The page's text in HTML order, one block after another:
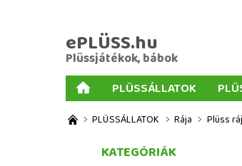
ePLÜSS.hu
Plüssjátékok, bábok
PLÜSSÁLLATOK
AJÁNDÉKOK PLÜSSÖKHÖZ
MENNYISÉGI KEDVEZMÉNYEK
PLÜSSÁLLATOK Rája Plüss
KATEGÓRIÁK